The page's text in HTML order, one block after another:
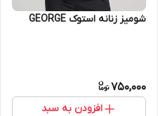
شومیز زنانه استوک GEORGE
750,000
افزودن به سبد